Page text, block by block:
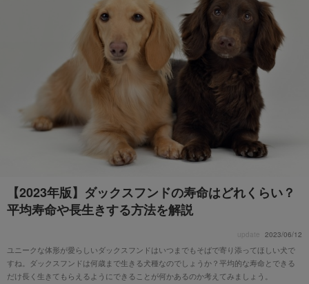
【2023年版】ダックスフンドの寿命はどれくらい？
平均寿命や長生きする方法を解説
update 2023/06/12
ユニークな体形が愛らしいダックスフンドはいつまでもそばで寄り添ってほしい犬で
すね。ダックスフンドは何歳まで生きる犬種なのでしょうか？平均的な寿命とできる
だけ長く生きてもらえるようにできることが何かあるのか考えてみましょう。